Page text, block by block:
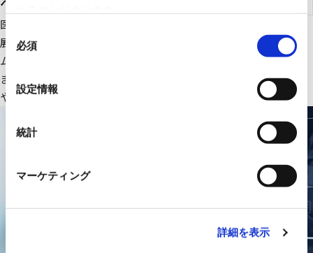
同
意
の
選
択
必須
設定情報
統計
マーケティング
詳細を表示
医療ＩＴ・ＤＸ関連のＩＴ機器、大型医療機器周辺設備を中心に
展開。さらにＲＹＯＤＥＮオリジナルの医療画像一元管理システ
ムの販売をはじめ、医療機関の様々な課題解決に貢献します。
また、幅広いパートナーシップで、最適な医療ITソリューション
や機器・設備を提供します。